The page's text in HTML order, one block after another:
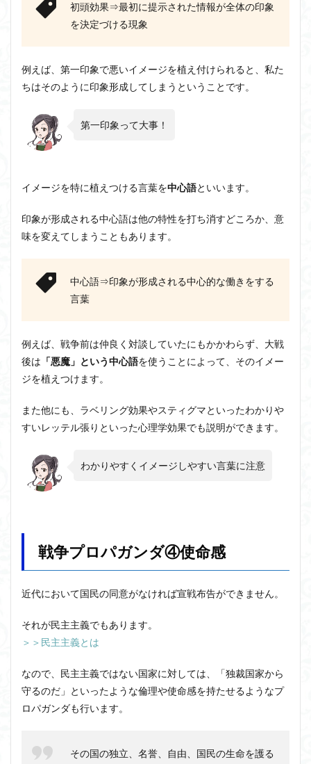
初頭効果⇒最初に提示された情報が全体の印象
を決定づける現象
例えば、第一印象で悪いイメージを植え付けられると、私た
ちはそのように印象形成してしまうということです。
第一印象って大事！
イメージを特に植えつける言葉を中心語といいます。
印象が形成される中心語は他の特性を打ち消すどころか、意
味を変えてしまうこともあります。
中心語⇒印象が形成される中心的な働きをする
言葉
例えば、戦争前は仲良く対談していたにもかかわらず、大戦
後は 「悪魔」という中心語を使うことによって、そのイメー
ジを植えつけます。
また他にも、ラベリング効果やスティグマといったわかりや
すいレッテル張りといった心理学効果でも説明ができます。
わかりやすくイメージしやすい言葉に注意
戦争プロパガンダ④使命感
近代において国民の同意がなければ宣戦布告ができません。
それが民主主義でもあります。
＞＞民主主義とは
なので、民主主義ではない国家に対しては、「独裁国家から
守るのだ」といったような倫理や使命感を持たせるようなプ
ロパガンダも行います。
その国の独立、名誉、自由、国民の生命を護る